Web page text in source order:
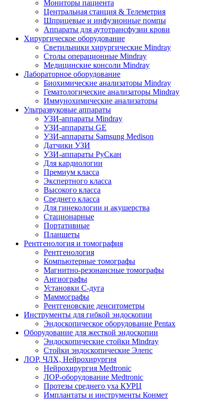
Мониторы пациента
Центральная станция & Телеметрия
Шприцевые и инфузионные помпы
Аппараты для аутотрансфузии крови
Хирургическое оборудование
Светильники хирургические Mindray
Столы операционные Mindray
Медицинские консоли Mindray
Лабораторное оборудование
Биохимические анализаторы Mindray
Гематологические анализаторы Mindray
Иммунохимические анализаторы
Ультразвуковые аппараты
УЗИ-аппараты Mindray
УЗИ-аппараты GE
УЗИ-аппараты Samsung Medison
Датчики УЗИ
УЗИ-аппараты РуСкан
Для кардиологии
Премиум класса
Экспертного класса
Высокого класса
Среднего класса
Для гинекологии и акушерства
Стационарные
Портативные
Планшеты
Рентгенология и томография
Рентгенология
Компьютерные томографы
Магнитно-резонансные томографы
Ангиографы
Установки С-дуга
Маммографы
Рентгеновские денситометры
Инструменты для гибкой эндоскопии
Эндоскопическое оборудование Pentax
Оборудование для жесткой эндоскопии
Эндоскопические стойки Mindray
Стойки эндоскопические Элепс
ЛОР, ЧЛХ, Нейрохирургия
Нейрохирургия Medtronic
ЛОР-оборудование Medtronic
Протезы среднего уха КУРЦ
Имплантаты и инструменты Конмет